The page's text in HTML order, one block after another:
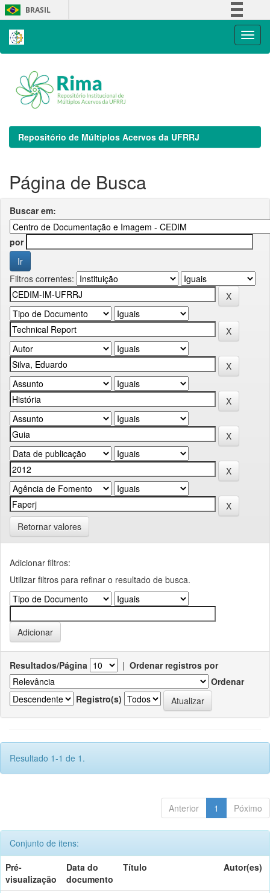
Skip
navigation
BRASIL
Repositório de Múltiplos Acervos da UFRRJ
Página de Busca
Buscar em:
por
Filtros correntes:
Retornar valores
Adicionar filtros:
Utilizar filtros para refinar o resultado de busca.
Resultados/Página | Ordenar registros por
Ordenar
Registro(s)
Resultado 1-1 de 1.
Anterior 1 Póximo
Conjunto de itens:
Pré-
visualização
Data do
documento
Título Autor(es)